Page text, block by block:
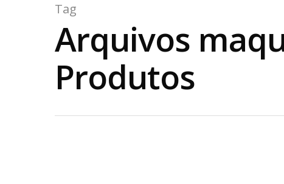
Tag
Arquivos
Produtos